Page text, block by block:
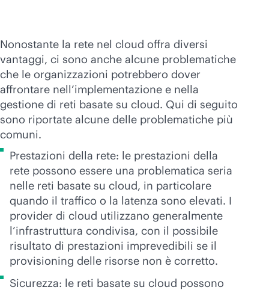
Nonostante la rete nel cloud offra diversi
vantaggi, ci sono anche alcune problematiche
che le organizzazioni potrebbero dover
affrontare nell’implementazione e nella
gestione di reti basate su cloud. Qui di seguito
sono riportate alcune delle problematiche più
comuni.
Prestazioni della rete: le prestazioni della
rete possono essere una problematica seria
nelle reti basate su cloud, in particolare
quando il traffico o la latenza sono elevati. I
provider di cloud utilizzano generalmente
l’infrastruttura condivisa, con il possibile
risultato di prestazioni imprevedibili se il
provisioning delle risorse non è corretto.
Sicurezza: le reti basate su cloud possono